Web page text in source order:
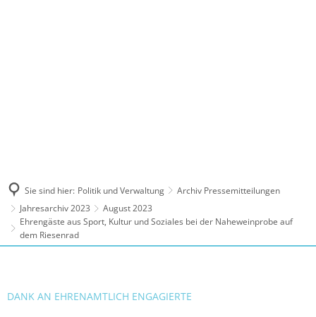
Sie sind hier: Politik und Verwaltung
Archiv Pressemitteilungen
Jahresarchiv 2023
August 2023
Ehrengäste aus Sport, Kultur und Soziales bei der Naheweinprobe auf
dem Riesenrad
DANK AN EHRENAMTLICH ENGAGIERTE